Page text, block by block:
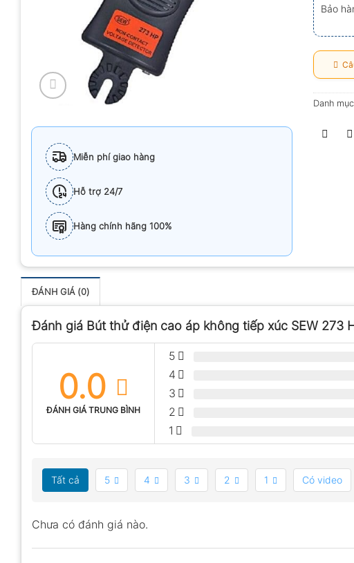
Miễn phí giao hàng
Hỗ trợ 24/7
Hàng chính hãng 100%
Bảo
Danh
ĐÁNH GIÁ (0)
Đánh giá Bút thử điện cao áp không tiếp xúc SEW 273
0.0
ĐÁNH GIÁ TRUNG BÌNH
5
4
3
2
1
Tất cả 5 4 3 2 1 Có video
Chưa có đánh giá nào.